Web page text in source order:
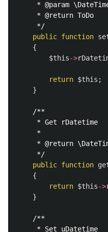
* @param
     * @return ToDo
     */
public function
{
$this->
return $this ;
}
/**
     * Get rDatetime
     *
* @return
     */
public function
{
return $this->
}
/**
     * Set uDatetime